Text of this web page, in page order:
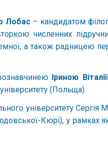
Лобас – кандидатом
численних
а також радницею
Іриною
(Польща).
університету
Кюрі), у рамках